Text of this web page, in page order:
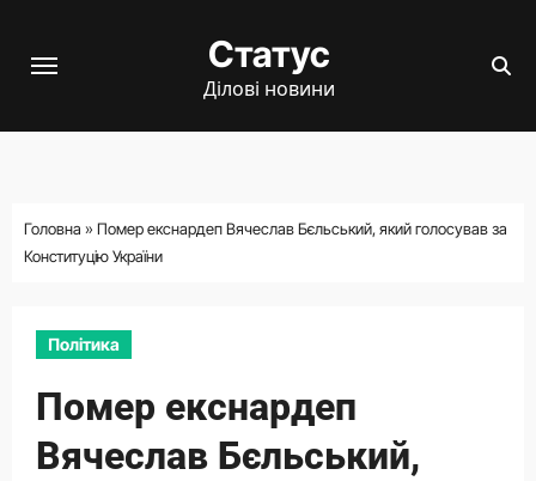
Статус
Ділові новини
Головна » Помер екснардеп Вячеслав Бєльський, який голосував за
Конституцію України
Політика
Помер екснардеп
Вячеслав Бєльський,